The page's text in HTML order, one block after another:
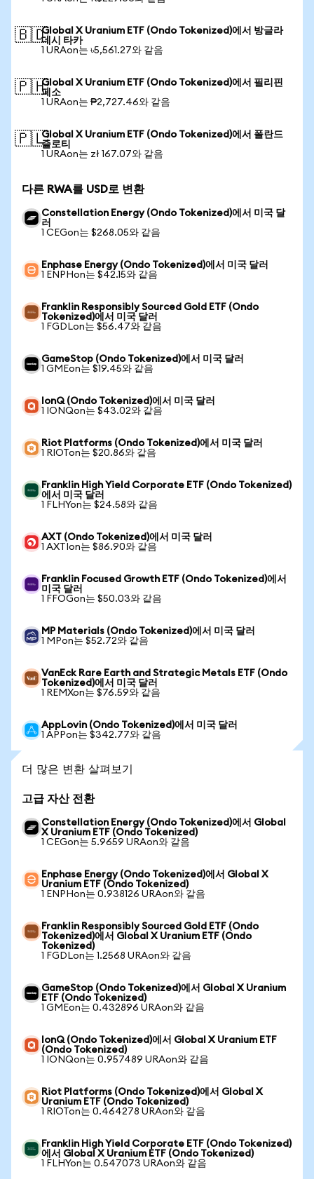
🇧🇩Global X Uranium ETF (Ondo Tokenized)에서 방글라
데시 타카
1 URAon는 ৳5,561.27와 같음
🇵🇭Global X Uranium ETF (Ondo Tokenized)에서 필리핀
페소
1 URAon는 ₱2,727.46와 같음
🇵🇱Global X Uranium ETF (Ondo Tokenized)에서 폴란드
즐로티
1 URAon는 zł 167.07와 같음
다른 RWA를 USD로 변환
Constellation Energy (Ondo Tokenized)에서 미국 달
러
1 CEGon는 $268.05와 같음
Enphase Energy (Ondo Tokenized)에서 미국 달러
1 ENPHon는 $42.15와 같음
Franklin Responsibly Sourced Gold ETF (Ondo
Tokenized)에서 미국 달러
1 FGDLon는 $56.47와 같음
GameStop (Ondo Tokenized)에서 미국 달러
1 GMEon는 $19.45와 같음
IonQ (Ondo Tokenized)에서 미국 달러
1 IONQon는 $43.02와 같음
Riot Platforms (Ondo Tokenized)에서 미국 달러
1 RIOTon는 $20.86와 같음
Franklin High Yield Corporate ETF (Ondo Tokenized)
에서 미국 달러
1 FLHYon는 $24.58와 같음
AXT (Ondo Tokenized)에서 미국 달러
1 AXTIon는 $86.90와 같음
Franklin Focused Growth ETF (Ondo Tokenized)에서
미국 달러
1 FFOGon는 $50.03와 같음
MP Materials (Ondo Tokenized)에서 미국 달러
1 MPon는 $52.72와 같음
VanEck Rare Earth and Strategic Metals ETF (Ondo
Tokenized)에서 미국 달러
1 REMXon는 $76.59와 같음
AppLovin (Ondo Tokenized)에서 미국 달러
1 APPon는 $342.77와 같음
더 많은 변환 살펴보기
고급 자산 전환
Constellation Energy (Ondo Tokenized)에서 Global
X Uranium ETF (Ondo Tokenized)
1 CEGon는 5.9659 URAon와 같음
Enphase Energy (Ondo Tokenized)에서 Global X
Uranium ETF (Ondo Tokenized)
1 ENPHon는 0.938126 URAon와 같음
Franklin Responsibly Sourced Gold ETF (Ondo
Tokenized)에서 Global X Uranium ETF (Ondo
Tokenized)
1 FGDLon는 1.2568 URAon와 같음
GameStop (Ondo Tokenized)에서 Global X Uranium
ETF (Ondo Tokenized)
1 GMEon는 0.432896 URAon와 같음
IonQ (Ondo Tokenized)에서 Global X Uranium ETF
(Ondo Tokenized)
1 IONQon는 0.957489 URAon와 같음
Riot Platforms (Ondo Tokenized)에서 Global X
Uranium ETF (Ondo Tokenized)
1 RIOTon는 0.464278 URAon와 같음
Franklin High Yield Corporate ETF (Ondo Tokenized)
에서 Global X Uranium ETF (Ondo Tokenized)
1 FLHYon는 0.547073 URAon와 같음